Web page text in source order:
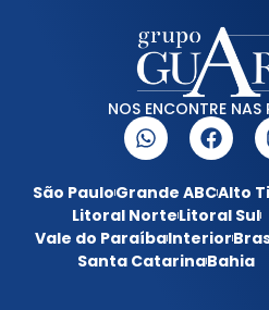
NOS ENCONTRE NAS
São PauloGrande ABCAlto
Litoral NorteLitoral Sul
Vale do ParaíbaInterior
Santa CatarinaBahia